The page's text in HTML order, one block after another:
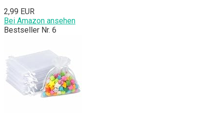
2,99 EUR
Bei Amazon ansehen
Bestseller Nr. 6